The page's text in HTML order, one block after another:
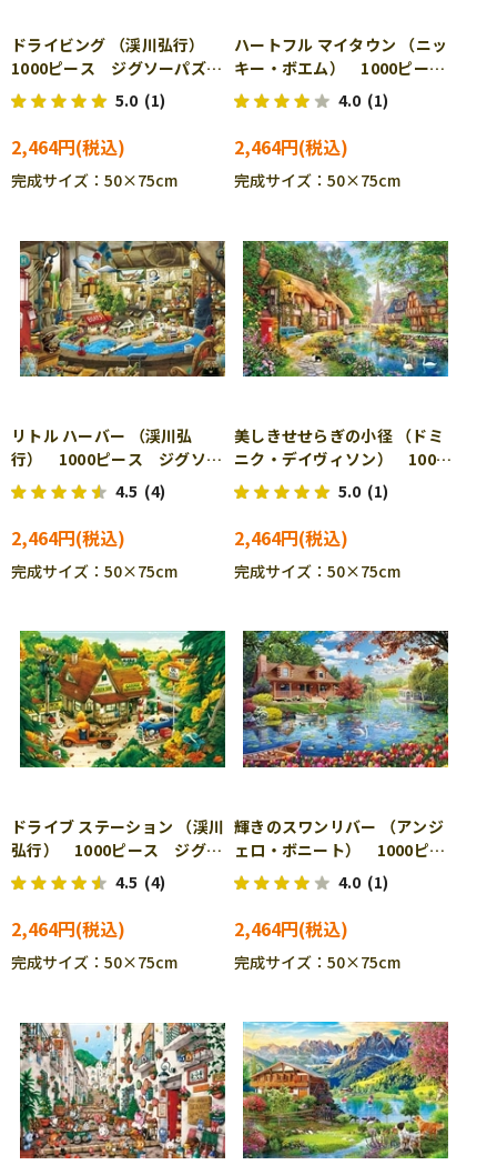
ドライビング （渓川弘行）
1000ピース ジグソーパズ
ル APP-1000-847
5.0 (1)
2,464円
完成サイズ：50×75cm
ハートフル マイタウン （ニッ
キー・ボエム） 1000ピー
ス ジグソーパズル APP-
1000-852
4.0 (1)
2,464円
完成サイズ：50×75cm
リトル ハーバー （渓川弘
行） 1000ピース ジグソー
パズル APP-1000-859
4.5 (4)
2,464円
完成サイズ：50×75cm
美しきせせらぎの小径 （ドミ
ニク・デイヴィソン） 1000
ピース ジグソーパズル
APP-1000-874
5.0 (1)
2,464円
完成サイズ：50×75cm
ドライブ ステーション （渓川
弘行） 1000ピース ジグソ
ーパズル APP-1000-878
4.5 (4)
2,464円
完成サイズ：50×75cm
輝きのスワンリバー （アンジ
ェロ・ボニート） 1000ピー
ス ジグソーパズル APP-
1000-880
4.0 (1)
2,464円
完成サイズ：50×75cm